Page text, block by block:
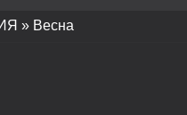
» Весна